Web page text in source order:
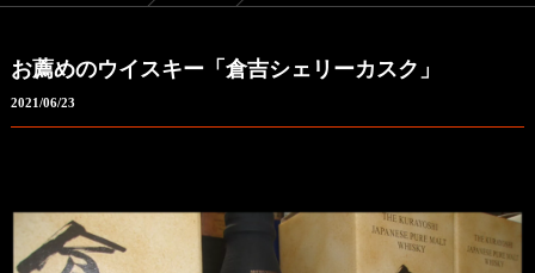
お薦めのウイスキー「倉吉シェリーカスク」
2021/06/23